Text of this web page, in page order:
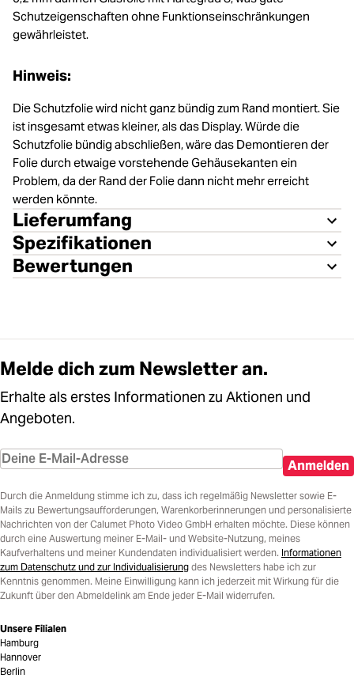
Schutzeigenschaften ohne Funktionseinschränkungen
gewährleistet.
Hinweis:
Die Schutzfolie wird nicht ganz bündig zum Rand montiert. Sie
ist insgesamt etwas kleiner, als das Display. Würde die
Schutzfolie bündig abschließen, wäre das Demontieren der
Folie durch etwaige vorstehende Gehäusekanten ein
Problem, da der Rand der Folie dann nicht mehr erreicht
werden könnte.
Lieferumfang
Spezifikationen
Bewertungen
Melde dich zum Newsletter an.
Erhalte als erstes Informationen zu Aktionen und
Angeboten.
Anmelden
Durch die Anmeldung stimme ich zu, dass ich regelmäßig Newsletter sowie E-
Mails zu Bewertungsaufforderungen, Warenkorberinnerungen und personalisierte
Nachrichten von der Calumet Photo Video GmbH erhalten möchte. Diese können
durch eine Auswertung meiner E-Mail- und Website-Nutzung, meines
Kaufverhaltens und meiner Kundendaten individualisiert werden. Informationen
zum Datenschutz und zur Individualisierung des Newsletters habe ich zur
Kenntnis genommen. Meine Einwilligung kann ich jederzeit mit Wirkung für die
Zukunft über den Abmeldelink am Ende jeder E-Mail widerrufen.
Unsere Filialen
Hamburg
Hannover
Berlin